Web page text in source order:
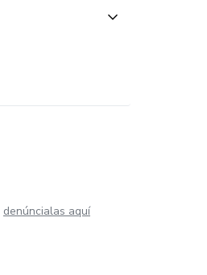
denúncialas aquí